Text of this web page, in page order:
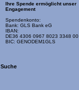
Ihre Spende ermöglicht unser
Engagement
Spendenkonto:
Bank: GLS Bank eG
IBAN:
DE36 4306 0967 8023 3348 00
BIC: GENODEM1GLS
Suche